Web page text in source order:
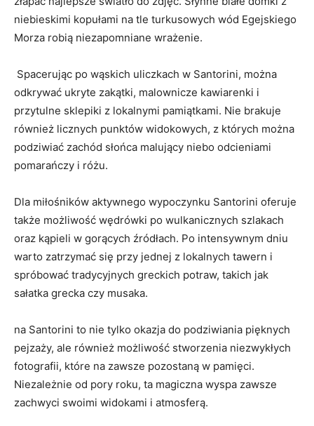
niebieskimi kopułami na tle turkusowych‍ wód⁢ Egejskiego
Morza ⁣robią niezapomniane wrażenie.
⁢ ​Spacerując ⁤po wąskich uliczkach w ⁢Santorini, ⁣można⁣
odkrywać ukryte zakątki, malownicze kawiarenki⁤ i
przytulne sklepiki⁤ z lokalnymi pamiątkami. Nie brakuje
również licznych punktów widokowych, z których można
podziwiać ⁤zachód słońca malujący niebo odcieniami‌
pomarańczy i różu.
Dla miłośników⁣ aktywnego​ wypoczynku Santorini oferuje
także możliwość ​wędrówki po wulkanicznych szlakach
oraz kąpieli w gorących źródłach. Po intensywnym dniu
warto zatrzymać‍ się‌ przy jednej⁣ z lokalnych tawern i
spróbować⁢ tradycyjnych greckich potraw,⁣ takich ⁤jak
sałatka ​grecka ‌czy musaka.
na ​Santorini to nie ⁣tylko okazja ‍do podziwiania pięknych
pejzaży,⁤ ale również możliwość stworzenia ​niezwykłych
fotografii, które na ⁤zawsze pozostaną w pamięci.
Niezależnie ⁤od pory roku,⁤ ta magiczna wyspa zawsze
zachwyci swoimi widokami i atmosferą.